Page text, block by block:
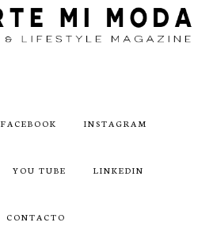
FACEBOOK INSTAGRAM
YOU TUBE LINKEDIN
CONTACTO